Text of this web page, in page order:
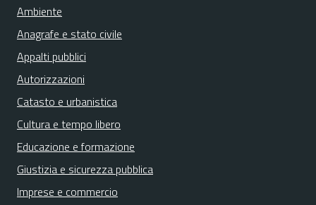
Ambiente
Anagrafe e stato civile
Appalti pubblici
Autorizzazioni
Catasto e urbanistica
Cultura e tempo libero
Educazione e formazione
Giustizia e sicurezza pubblica
Imprese e commercio